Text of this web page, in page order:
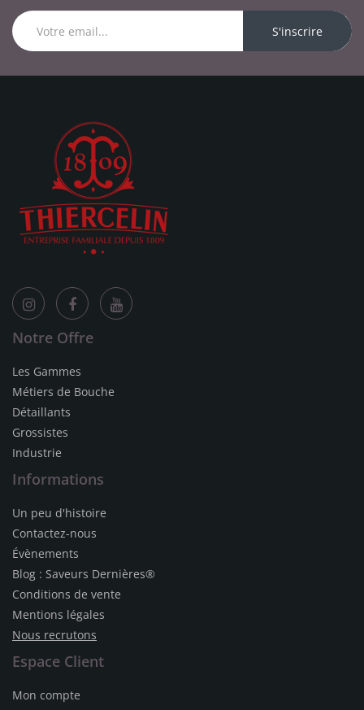
S'inscrire
Notre Offre
Les Gammes
Métiers de Bouche
Détaillants
Grossistes
Industrie
Informations
Un peu d'histoire
Contactez-nous
Évènements
Blog : Saveurs Dernières®
Conditions de vente
Mentions légales
Nous recrutons
Espace Client
Mon compte